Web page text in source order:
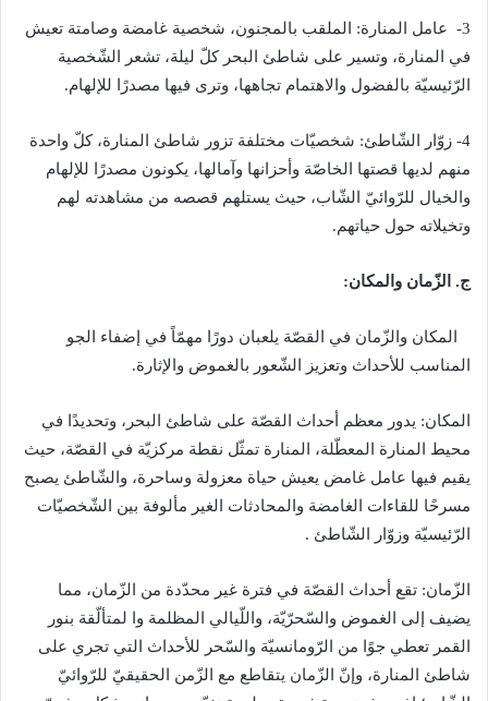
3- عامل المنارة:
الملقب بالمجنون، شخصية غامضة وصامتة تعيش
في المنارة، وتسير على شاطئ البحر كلّ ليلة، تشعر الشّخصية
الرّئيسيّة بالفضول والاهتمام تجاهها، وترى فيها مصدرًا للإلهام.
4- زوّار الشّاطئ: شخصيّات مختلفة تزور شاطئ المنارة، كلّ واحدة
منهم لديها قصتها الخاصّة وأحزانها وآمالها، يكونون مصدرًا للإلهام
والخيال للرّوائيّ الشّاب، حيث يستلهم قصصه من مشاهدته لهم
وتخيلاته حول حياتهم.
ج. الزّمان والمكان:
المكان والزّمان في القصّة يلعبان دورًا مهمّاً في إضفاء الجو
المناسب للأحداث وتعزيز الشّعور بالغموض والإثارة.
المكان: يدور معظم أحداث القصّة على شاطئ البحر، وتحديدًا في
محيط المنارة المعطّلة، المنارة تمثّل نقطة مركزيّة في القصّة، حيث
يقيم فيها عامل غامض يعيش حياة معزولة وساحرة، والشّاطئ يصبح
مسرحًا للقاءات الغامضة والمحادثات الغير مألوفة بين الشّخصيّات
الرّئيسيّة وزوّار الشّاطئ .
الزّمان: تقع أحداث القصّة في فترة غير محدّدة من الزّمان، مما
يضيف إلى الغموض والسّحرّيّة، واللّيالي المظلمة وا لمتألّقة بنور
القمر تعطي جوًا من الرّومانسيّة والسّحر للأحداث التي تجري على
شاطئ المنارة، وإنّ الزّمان يتقاطع مع الزّمن الحقيقيّ للرّوائيّ